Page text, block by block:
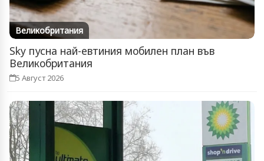
Великобритания
Sky пусна най-евтиния мобилен план във
Великобритания
5 Август 2026